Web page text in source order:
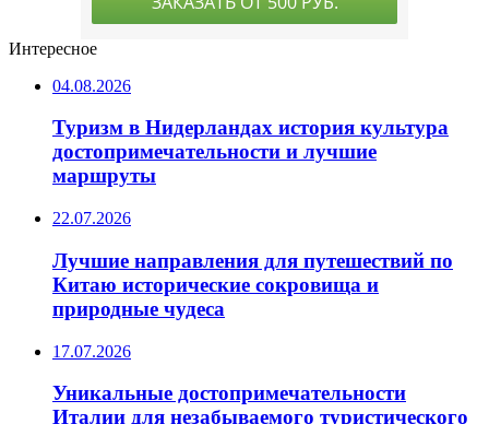
Интересное
04.08.2026
Туризм в Нидерландах история культура
достопримечательности и лучшие
маршруты
22.07.2026
Лучшие направления для путешествий по
Китаю исторические сокровища и
природные чудеса
17.07.2026
Уникальные достопримечательности
Италии для незабываемого туристического